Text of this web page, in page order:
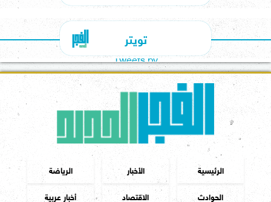
تويتر
Tweets by
الرئيسية الأخبار
الرياضة
الحوادث
الاقتصاد أخبار عربية